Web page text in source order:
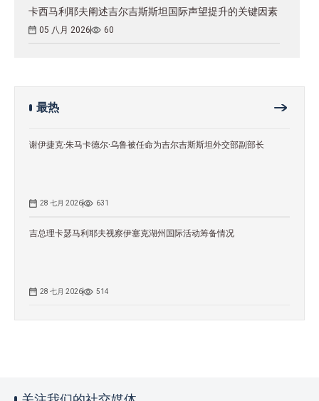
卡西马利耶夫阐述吉尔吉斯斯坦国际声望提升的关键因素
05 八月 2026 60
最热
谢伊捷克·朱马卡德尔·乌鲁被任命为吉尔吉斯斯坦外交部副部长
28 七月 2026 631
吉总理卡瑟马利耶夫视察伊塞克湖州国际活动筹备情况
28 七月 2026 514